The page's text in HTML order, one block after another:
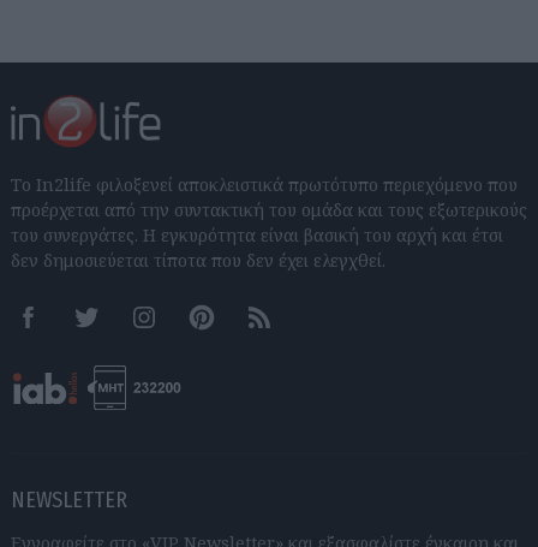
Το In2life φιλοξενεί αποκλειστικά πρωτότυπο περιεχόμενο που
προέρχεται από την συντακτική του ομάδα και τους εξωτερικούς
του συνεργάτες. Η εγκυρότητα είναι βασική του αρχή και έτσι
δεν δημοσιεύεται τίποτα που δεν έχει ελεγχθεί.
FacebookTwitter InstagramPinterestRSS feeds
NEWSLETTER